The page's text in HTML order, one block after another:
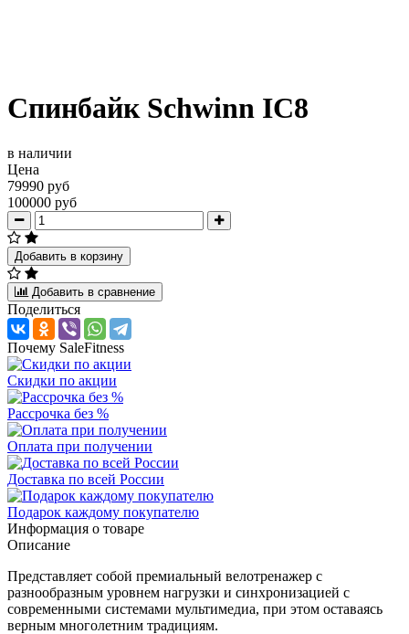
Спинбайк Schwinn IC8
в наличии
Цена
79990 руб
100000 руб
Добавить в корзину
Добавить в сравнение
Поделиться
Почему SaleFitness
Скидки по акции
Рассрочка без %
Оплата при получении
Доставка по всей России
Подарок каждому покупателю
Информация о товаре
Описание
Представляет собой премиальный велотренажер с
разнообразным уровнем нагрузки и синхронизацией с
современными системами мультимедиа, при этом оставаясь
верным многолетним традициям.